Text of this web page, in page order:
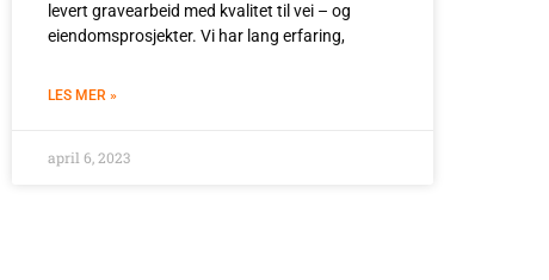
levert gravearbeid med kvalitet til vei – og
eiendomsprosjekter. Vi har lang erfaring,
LES MER »
april 6, 2023